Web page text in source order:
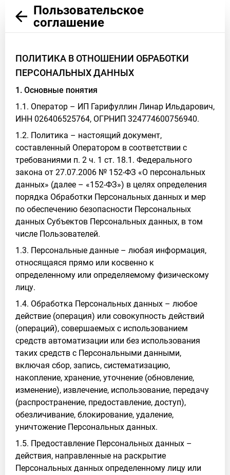
Пользовательское
соглашение
ПОЛИТИКА В ОТНОШЕНИИ ОБРАБОТКИ
ПЕРСОНАЛЬНЫХ ДАННЫХ
1. Основные понятия
1.1. Оператор – ИП Гарифуллин Линар Ильдарович,
ИНН 026406525764, ОГРНИП 324774600756940.
1.2. Политика – настоящий документ,
составленный Оператором в соответствии с
требованиями п. 2 ч. 1 ст. 18.1. Федерального
закона от 27.07.2006 № 152-ФЗ «О персональных
данных» (далее – «152-ФЗ») в целях определения
порядка Обработки Персональных данных и мер
по обеспечению безопасности Персональных
данных Субъектов Персональных данных, в том
числе Пользователей.
1.3. Персональные данные – любая информация,
относящаяся прямо или косвенно к
определенному или определяемому физическому
лицу.
1.4. Обработка Персональных данных – любое
действие (операция) или совокупность действий
(операций), совершаемых с использованием
средств автоматизации или без использования
таких средств с Персональными данными,
включая сбор, запись, систематизацию,
накопление, хранение, уточнение (обновление,
изменение), извлечение, использование, передачу
(распространение, предоставление, доступ),
обезличивание, блокирование, удаление,
уничтожение Персональных данных.
1.5. Предоставление Персональных данных –
действия, направленные на раскрытие
Персональных данных определенному лицу или